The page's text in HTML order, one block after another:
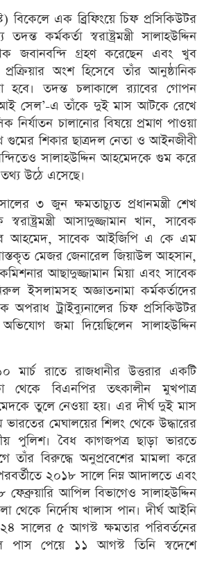
বিকেলে এক ব্রিফিংয়ে চিফ প্রসিকিউটর
কর্মকর্তা স্বরাষ্ট্রমন্ত্রী সালাহউদ্দিন
জবানবন্দি গ্রহণ করেছেন এবং খুব
অংশ হিসেবে তাঁর আনুষ্ঠানিক
হবে। তদন্ত চলাকালে র‍্যাবের গোপন
সেল’-এ তাঁকে দুই মাস আটকে রেখে
নির্যাতন চালানোর বিষয়ে প্রমাণ পাওয়া
গুমের শিকার ছাত্রদল নেতা ও আইনজীবী
সালাহউদ্দিন আহমেদকে গুম করে
উঠে এসেছে।
৩ জুন ক্ষমতাচ্যুত প্রধানমন্ত্রী শেখ
আসাদুজ্জামান খান, সাবেক
আহমেদ, সাবেক আইজিপি এ কে এম
মেজর জেনারেল জিয়াউল আহসান,
আছাদুজ্জামান মিয়া এবং সাবেক
ইসলামসহ অজ্ঞাতনামা কর্মকর্তাদের
অপরাধ ট্রাইব্যুনালের চিফ প্রসিকিউটর
জমা দিয়েছিলেন সালাহউদ্দিন
মার্চ রাতে রাজধানীর উত্তরার একটি
থেকে বিএনপির তৎকালীন মুখপাত্র
তুলে নেওয়া হয়। এর দীর্ঘ দুই মাস
মেঘালয়ের শিলং থেকে উদ্ধারের
পুলিশ। বৈধ কাগজপত্র ছাড়া ভারতে
তাঁর বিরুদ্ধে অনুপ্রবেশের মামলা করে
২০১৮ সালে নিম্ন আদালতে এবং
আপিল বিভাগেও সালাহউদ্দিন
থেকে নির্দোষ খালাস পান। দীর্ঘ আইনি
সালের ৫ আগস্ট ক্ষমতার পরিবর্তনের
পাস পেয়ে ১১ আগস্ট তিনি স্বদেশে